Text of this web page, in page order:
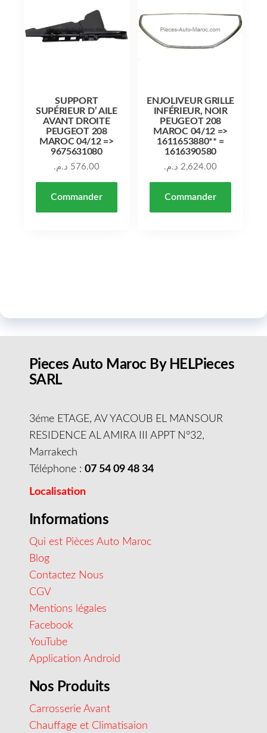
SUPPORT
SUPÉRIEUR D’ AILE
AVANT DROITE
PEUGEOT 208
MAROC 04/12 =>
9675631080
576.00 د.م.
Commander
ENJOLIVEUR GRILLE
INFÉRIEUR, NOIR
PEUGEOT 208
MAROC 04/12 =>
1611653880** =
1616390580
2,624.00 د.م.
Commander
Pieces Auto Maroc By HELPieces
SARL
3éme ETAGE, AV YACOUB EL MANSOUR
RESIDENCE AL AMIRA III APPT N°32,
Marrakech
Téléphone : 07 54 09 48 34
Localisation
Informations
Qui est Pièces Auto Maroc
Blog
Contactez Nous
CGV
Mentions légales
Facebook
YouTube
Application Android
Nos Produits
Carrosserie Avant
Chauffage et Climatisaion